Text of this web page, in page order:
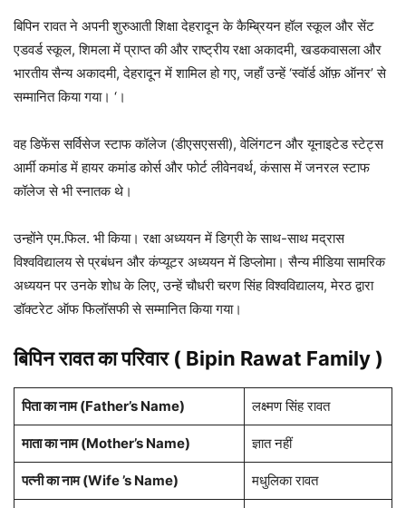
बिपिन रावत ने अपनी शुरुआती शिक्षा देहरादून के कैम्ब्रियन हॉल स्कूल और सेंट
एडवर्ड स्कूल, शिमला में प्राप्त की और राष्ट्रीय रक्षा अकादमी, खडकवासला और
भारतीय सैन्य अकादमी, देहरादून में शामिल हो गए, जहाँ उन्हें ‘स्वॉर्ड ऑफ़ ऑनर’ से
सम्मानित किया गया। ‘।
वह डिफेंस सर्विसेज स्टाफ कॉलेज (डीएसएससी), वेलिंगटन और यूनाइटेड स्टेट्स
आर्मी कमांड में हायर कमांड कोर्स और फोर्ट लीवेनवर्थ, कंसास में जनरल स्टाफ
कॉलेज से भी स्नातक थे।
उन्होंने एम.फिल. भी किया। रक्षा अध्ययन में डिग्री के साथ-साथ मद्रास
विश्वविद्यालय से प्रबंधन और कंप्यूटर अध्ययन में डिप्लोमा। सैन्य मीडिया सामरिक
अध्ययन पर उनके शोध के लिए, उन्हें चौधरी चरण सिंह विश्वविद्यालय, मेरठ द्वारा
डॉक्टरेट ऑफ फिलॉसफी से सम्मानित किया गया।
बिपिन रावतका परिवार ( Bipin Rawat Family )
पिता का नाम (Father’s Name) लक्ष्मण सिंह रावत
माता का नाम (Mother’s Name) ज्ञात नहीं
पत्नी का नाम (Wife ’s Name) मधुलिका रावत